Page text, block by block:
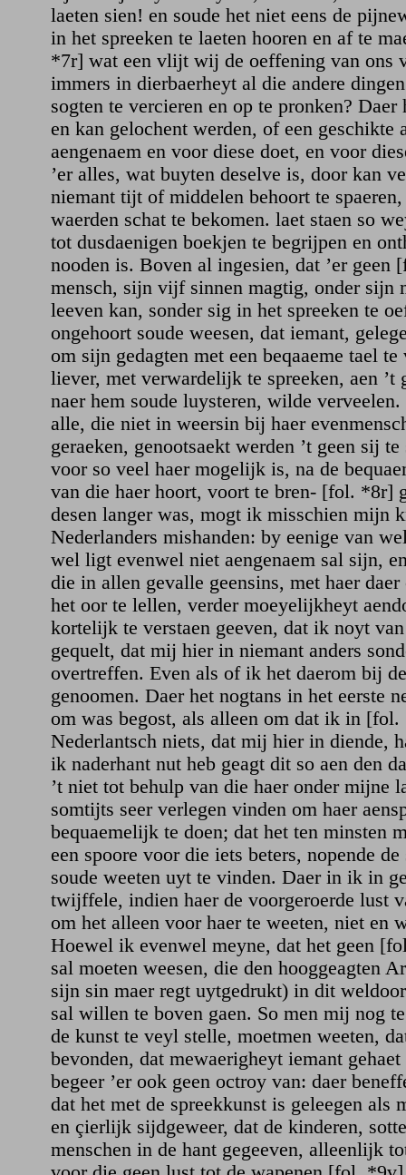
laeten sien! en soude het niet eens de
in het spreeken te laeten hooren en af te
*7r] wat een vlijt wij de oeffening van ons
immers in dierbaerheyt al die andere
sogten te vercieren en op te pronken?
en kan gelochent werden, of een geschikte
aengenaem en voor diese doet, en voor
’er alles, wat buyten deselve is, door kan
niemant tijt of middelen behoort te
waerden schat te bekomen. laet staen so
tot dusdaenigen boekjen te begrijpen en
nooden is. Boven al ingesien, dat ’er geen
mensch, sijn vijf sinnen magtig, onder sijn
leeven kan, sonder sig in het spreeken te
ongehoort soude weesen, dat iemant,
om sijn gedagten met een beqaaeme tael
liever, met verwardelijk te spreeken, aen ’t
naer hem soude luysteren, wilde
alle, die niet in weersin bij haer
geraeken, genootsaekt werden ’t geen sij te
voor so veel haer mogelijk is, na de
van die haer hoort, voort te bren- [fol. *8r]
desen langer was, mogt ik misschien mijn
Nederlanders mishanden: by eenige van
wel ligt evenwel niet aengenaem sal sijn,
die in allen gevalle geensins, met haer daer
het oor te lellen, verder moeyelijkheyt
kortelijk te verstaen geeven, dat ik noyt
gequelt, dat mij hier in niemant anders
overtreffen. Even als of ik het daerom bij
genoomen. Daer het nogtans in het eerste
om was begost, als alleen om dat ik in
Nederlantsch niets, dat mij hier in diende,
ik naderhant nut heb geagt dit so aen den
’t niet tot behulp van die haer onder mijne
somtijts seer verlegen vinden om haer
bequaemelijk te doen; dat het ten minsten
een spoore voor die iets beters, nopende
soude weeten uyt te vinden. Daer in ik in
twijffele, indien haer de voorgeroerde lust
om het alleen voor haer te weeten, niet en
Hoewel ik evenwel meyne, dat het geen
sal moeten weesen, die den hooggeagten
sijn sin maer regt uytgedrukt) in dit
sal willen te boven gaen. So men mij nog
de kunst te veyl stelle, moetmen weeten,
bevonden, dat mewaerigheyt iemant
begeer ’er ook geen octroy van: daer
dat het met de spreekkunst is geleegen als
en çierlijk sijdgeweer, dat de kinderen,
menschen in de hant gegeeven, alleenlijk